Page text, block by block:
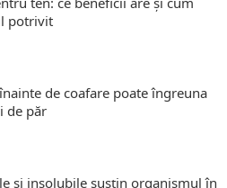
potrivit
de coafare poate îngreuna
de păr
și insolubile susțin organismul în